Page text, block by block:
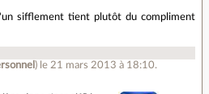
sifflement tient plutôt du compliment
) le 21 mars 2013 à 18:10.